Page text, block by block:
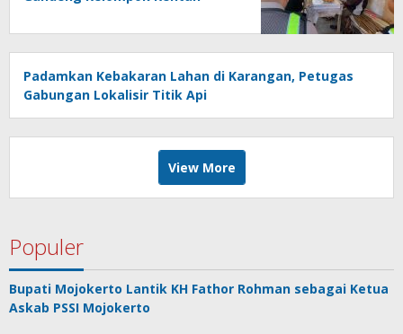
Padamkan Kebakaran Lahan di Karangan, Petugas
Gabungan Lokalisir Titik Api
View More
Populer
Bupati Mojokerto Lantik KH Fathor Rohman sebagai Ketua
Askab PSSI Mojokerto